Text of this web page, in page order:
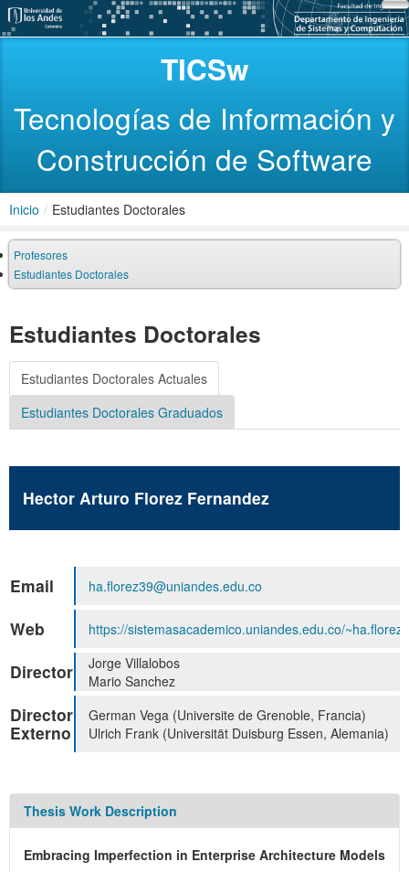
TICSw
Tecnologías de Información y
Construcción de Software
Inicio / Estudiantes Doctorales
Profesores
Estudiantes Doctorales
Estudiantes Doctorales
Estudiantes Doctorales Actuales
Estudiantes Doctorales Graduados
Hector Arturo Florez Fernandez
Email ha.florez39@uniandes.edu.co
Web https://sistemasacademico.uniandes.edu.co/
Director
Jorge Villalobos
Mario Sanchez
Director
Externo
German Vega (Universite de Grenoble, Francia)
Ulrich Frank (Universität Duisburg Essen, Alemania)
Thesis Work Description
Embracing Imperfection in Enterprise Architecture Models